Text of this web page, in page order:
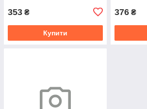
353 ₴
Купити
376 ₴